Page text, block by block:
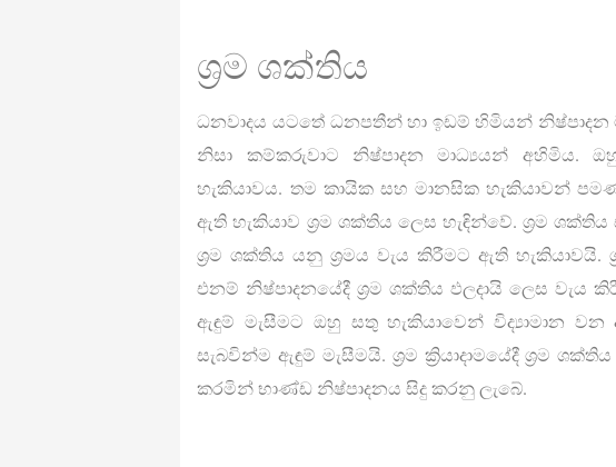
ශ්‍රම ශක්තිය
ධනවාදය යටතේ ධනපතීන් හා ඉඩම් හිමියන්
නිසා කම්කරුවාට නිෂ්පාදන මාධ්‍යයන් අහිමිය.
හැකියාවය. තම කායික සහ මානසික හැකියාවන්
ඇති හැකියාව ශ්‍රම ශක්තිය ලෙස හැඳින්වේ. ශ්‍රම
ශ්‍රම ශක්තිය යනු ශ්‍රමය වැය කිරීමට ඇති හැකියාවයි.
එනම් නිෂ්පාදනයේදී ශ්‍රම ශක්තිය ඵලදායි ලෙස වැය
ඇඳුම් මැසීමට ඔහු සතු හැකියාවෙන් විද්‍යාමාන
සැබවින්ම ඇඳුම් මැසීමයි. ශ්‍රම ක්‍රියාදාමයේදී ශ්‍රම
කරමින් භාණ්ඩ නිෂ්පාදනය සිදු කරනු ලැබේ.